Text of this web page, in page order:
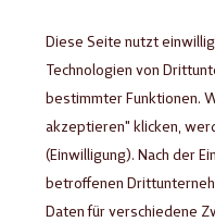
Diese Seite nutzt
Technologien von
bestimmter Funktionen.
akzeptieren" klicken,
(Einwilligung). Nach der
betroffenen
Daten für verschiedene